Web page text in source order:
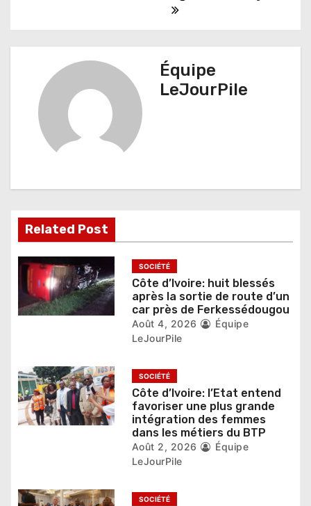
d
e
l
a
i
c
l
Équipe
LeJourPile
Related Post
SOCIÉTÉ
Côte d’Ivoire: huit blessés
après la sortie de route d’un
car près de Ferkessédougou
Août 4, 2026
Équipe
LeJourPile
SOCIÉTÉ
Côte d’Ivoire: l’Etat entend
favoriser une plus grande
intégration des femmes
dans les métiers du BTP
Août 2, 2026
Équipe
LeJourPile
SOCIÉTÉ